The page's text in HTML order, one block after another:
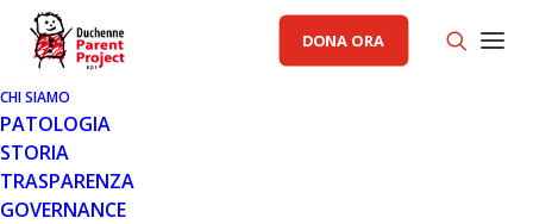
DONA ORA
CHI SIAMO
PATOLOGIA
STORIA
TRASPARENZA
GOVERNANCE